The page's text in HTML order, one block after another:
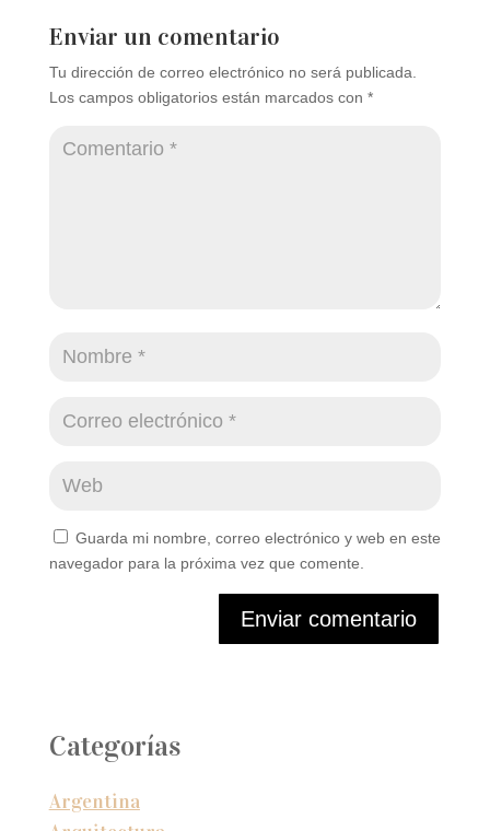
Enviar un comentario
Tu dirección de correo electrónico no será publicada.
Los campos obligatorios están marcados con *
Guarda mi nombre, correo electrónico y web en este
navegador para la próxima vez que comente.
Enviar comentario
Categorías
Argentina